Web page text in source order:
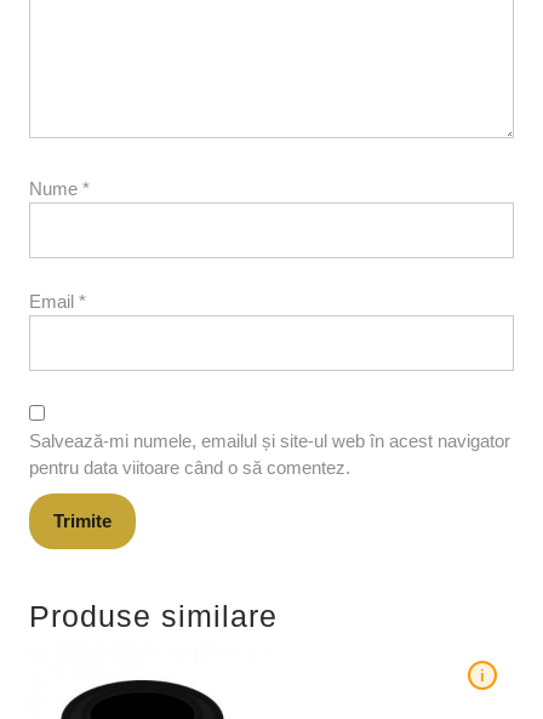
Nume *
Email *
Salvează-mi numele, emailul și site-ul web în acest navigator
pentru data viitoare când o să comentez.
Produse similare
i